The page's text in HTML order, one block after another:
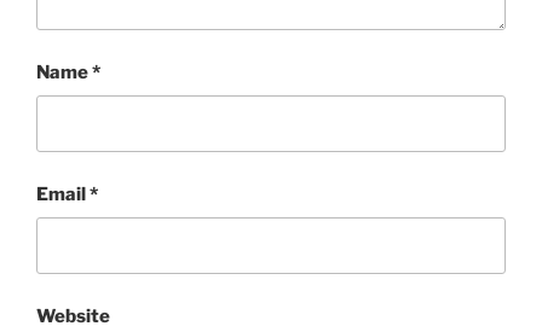
Name*
Email*
Website